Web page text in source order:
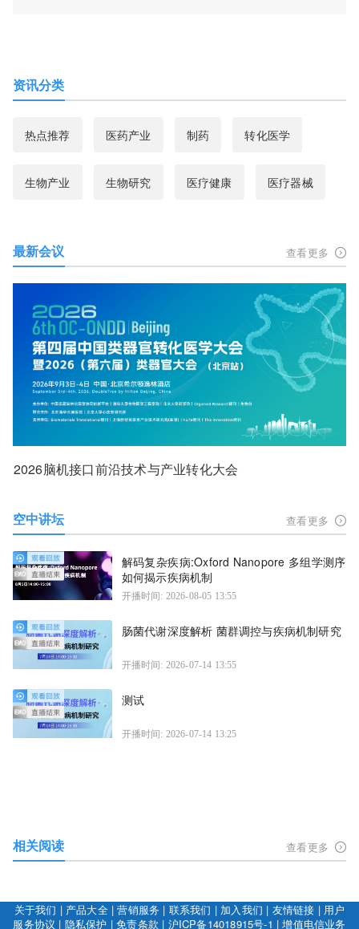
资讯分类
热点推荐 医药产业 制药 转化医学
生物产业 生物研究 医疗健康 医疗器械
最新会议 查看更多
2026脑机接口前沿技术与产业转化大会
空中讲坛 查看更多
解码复杂疾病:Oxford Nanopore 多组学测序
如何揭示疾病机制
开播时间: 2026-08-05 13:55
肠菌代谢深度解析 菌群调控与疾病机制研究
开播时间: 2026-07-14 13:55
测试
开播时间: 2026-07-14 13:25
相关阅读 查看更多
关于我们 | 产品大全|营销服务 | 联系我们 | 加入我们 | 友情链接 | 用户
服务协议 | 隐私保护 |免责条款 | 沪ICP备14018915号-1 |增值电信业务